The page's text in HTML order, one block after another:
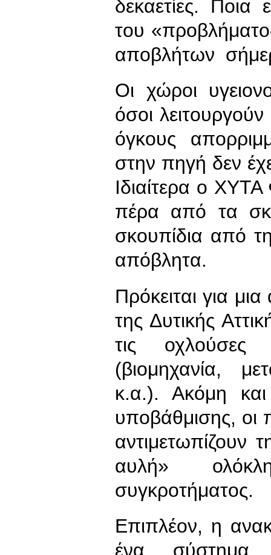
δεκαετίες. Ποια
του
αποβλήτων
Οι χώροι
όσοι
όγκους
στην πηγή δεν
Ιδιαίτερα ο
πέρα από τα
σκουπίδια από
απόβλητα.
Πρόκειται για
της Δυτικής
τις οχλούσες
(βιομηχανία,
κ.α.). Ακόμη
υποβάθμισης, οι
αντιμετωπίζουν
αυλή»
συγκροτήματος.
Επιπλέον, η
ένα